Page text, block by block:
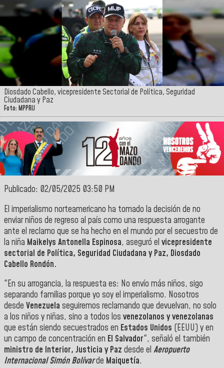
Diosdado Cabello, vicepresidente Sectorial de Política, Seguridad
Ciudadana y Paz
Foto: MPPRIJ
Publicado: 02/05/2025 03:50 PM
El imperialismo norteamericano ha tomado la decisión de no
enviar niños de regreso al país como una respuesta arrogante
ante el reclamo que se ha hecho en el mundo por el secuestro de
la niña Maikelys Antonella Espinosa, aseguró el vicepresidente
sectorial de Política, Seguridad Ciudadana y Paz, Diosdado
Cabello Rondón.
"En su arrogancia, la respuesta es: No envío más niños, sigo
separando familias porque yo soy el imperialismo. Nosotros
desde Venezuela seguiremos reclamando que devuelvan, no solo
a los niños y niñas, sino a todos los venezolanos y venezolanas
que están siendo secuestrados en Estados Unidos (EEUU) y en
un campo de concentración en El Salvador", señaló el también
ministro de Interior, Justicia y Paz desde el Aeropuerto
Internacional Simón Bolívarde Maiquetía.